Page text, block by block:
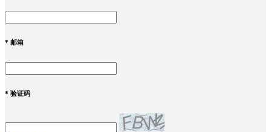
* 邮箱
* 验证码